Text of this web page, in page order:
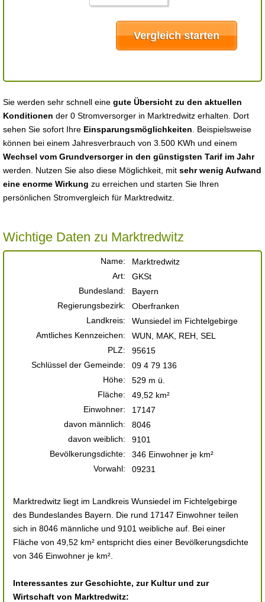
Sie werden sehr schnell eine gute Übersicht zu den aktuellen
Konditionen der 0 Stromversorger in Marktredwitz erhalten. Dort
sehen Sie sofort Ihre Einsparungsmöglichkeiten . Beispielsweise
können bei einem Jahresverbrauch von 3.500 KWh und einem
Wechsel vom Grundversorger in den günstigsten Tarif im Jahr
werden. Nutzen Sie also diese Möglichkeit, mit sehr wenig Aufwand
eine enorme Wirkung zu erreichen und starten Sie Ihren
persönlichen Stromvergleich für Marktredwitz.
Wichtige Daten zu Marktredwitz
Name:
Marktredwitz
Art:
GKSt
Bundesland:
Bayern
Regierungsbezirk:
Oberfranken
Landkreis:
Wunsiedel im Fichtelgebirge
Amtliches Kennzeichen:
WUN, MAK, REH, SEL
PLZ:
95615
Schlüssel der Gemeinde:
09 4 79 136
Höhe:
529 m ü.
Fläche:
49,52 km²
Einwohner:
17147
davon männlich:
8046
davon weiblich:
9101
Bevölkerungsdichte:
346 Einwohner je km²
Vorwahl:
09231
Marktredwitz liegt im Landkreis Wunsiedel im Fichtelgebirge
des Bundeslandes Bayern. Die rund 17147 Einwohner teilen
sich in 8046 männliche und 9101 weibliche auf. Bei einer
Fläche von 49,52 km² entspricht dies einer Bevölkerungsdichte
von 346 Einwohner je km².
Interessantes zur Geschichte, zur Kultur und zur
Wirtschaft von Marktredwitz: